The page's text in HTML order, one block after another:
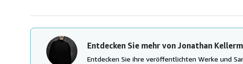
Entdecken Sie mehr von Jonathan
Entdecken Sie ihre veröffentlichten Werke und